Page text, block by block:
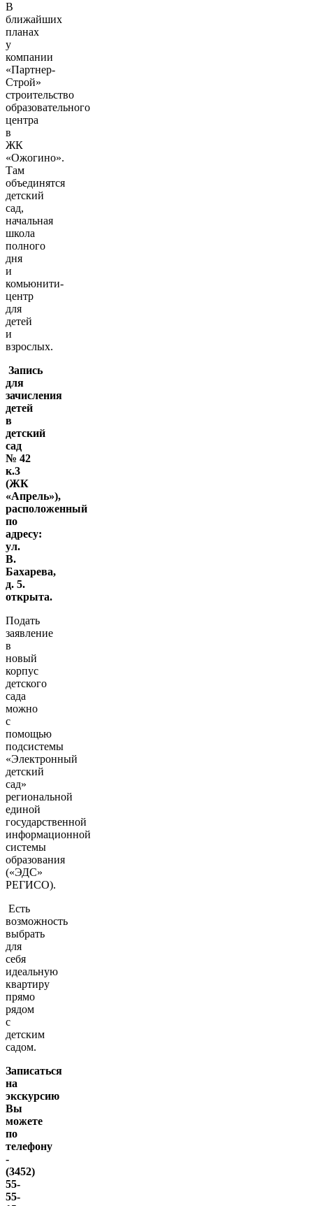
В
ближайших
планах
у
компании
«Партнер-
Строй»
строительство
образовательного
центра
в
ЖК
«Ожогино».
Там
объединятся
детский
сад,
начальная
школа
полного
дня
и
комьюнити-
центр
для
детей
и
взрослых.
Запись
для
зачисления
детей
в
детский
сад
№ 42
к.3
(ЖК
«Апрель»),
расположенный
по
адресу:
ул.
В.
Бахарева,
д. 5.
открыта.
Подать
заявление
в
новый
корпус
детского
сада
можно
с
помощью
подсистемы
«Электронный
детский
сад»
региональной
единой
государственной
информационной
системы
образования
(«ЭДС»
РЕГИСО).
Есть
возможность
выбрать
для
себя
идеальную
квартиру
прямо
рядом
с
детским
садом.
Записаться
на
экскурсию
Вы
можете
по
телефону
-
(3452)
55-
55-